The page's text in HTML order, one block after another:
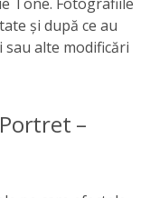
Tone. Fotografiile
și după ce au
sau alte modificări
–